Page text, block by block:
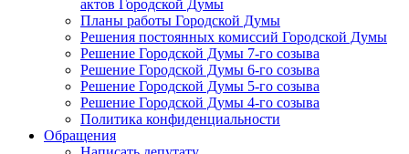
актов Городской Думы
Планы работы Городской Думы
Решения постоянных комиссий Городской Думы
Решение Городской Думы 7-го созыва
Решение Городской Думы 6-го созыва
Решение Городской Думы 5-го созыва
Решение Городской Думы 4-го созыва
Политика конфиденциальности
Обращения